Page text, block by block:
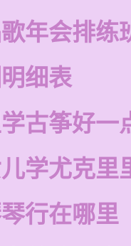
年会排练
细表
古筝好一
学尤克里
行在哪里